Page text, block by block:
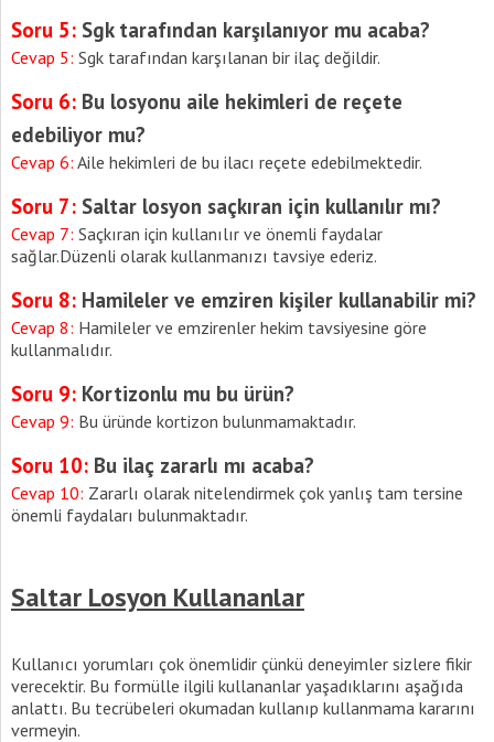
Soru 5: Sgk tarafından karşılanıyor mu acaba?
Cevap 5: Sgk tarafından karşılanan bir ilaç değildir.
Soru 6: Bu losyonu aile hekimleri de reçete
edebiliyor mu?
Cevap 6: Aile hekimleri de bu ilacı reçete edebilmektedir.
Soru 7: Saltar losyon saçkıran için kullanılır mı?
Cevap 7: Saçkıran için kullanılır ve önemli faydalar
sağlar.Düzenli olarak kullanmanızı tavsiye ederiz.
Soru 8: Hamileler ve emziren kişiler kullanabilir mi?
Cevap 8: Hamileler ve emzirenler hekim tavsiyesine göre
kullanmalıdır.
Soru 9: Kortizonlu mu bu ürün?
Cevap 9: Bu üründe kortizon bulunmamaktadır.
Soru 10: Bu ilaç zararlı mı acaba?
Cevap 10: Zararlı olarak nitelendirmek çok yanlış tam tersine
önemli faydaları bulunmaktadır.
Saltar Losyon Kullananlar
Kullanıcı yorumları çok önemlidir çünkü deneyimler sizlere fikir
verecektir. Bu formülle ilgili kullananlar yaşadıklarını aşağıda
anlattı. Bu tecrübeleri okumadan kullanıp kullanmama kararını
vermeyin.